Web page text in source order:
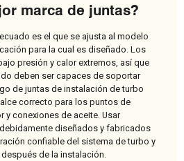
marca de juntas?
es el que se ajusta al modelo
para la cual es diseñado. Los
presión y calor extremos, así que
deben ser capaces de soportar
de juntas de instalación de turbo
correcto para los puntos de
y conexiones de aceite. Usar
diseñados y fabricados
confiable del sistema de turbo y
de la instalación.